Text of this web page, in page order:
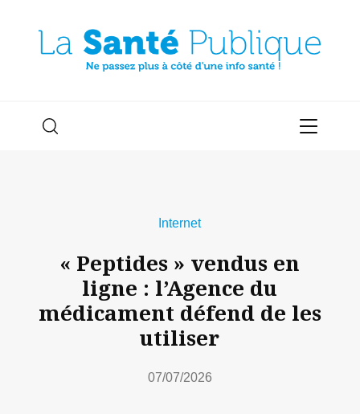
Internet
« Peptides » vendus en
ligne : l’Agence du
médicament défend de les
utiliser
07/07/2026